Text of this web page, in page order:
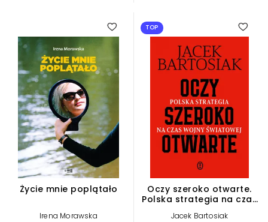
Życie mnie poplątało
Irena Morawska
TOP
Oczy szeroko otwarte.
Polska strategia na czas
Jacek Bartosiak